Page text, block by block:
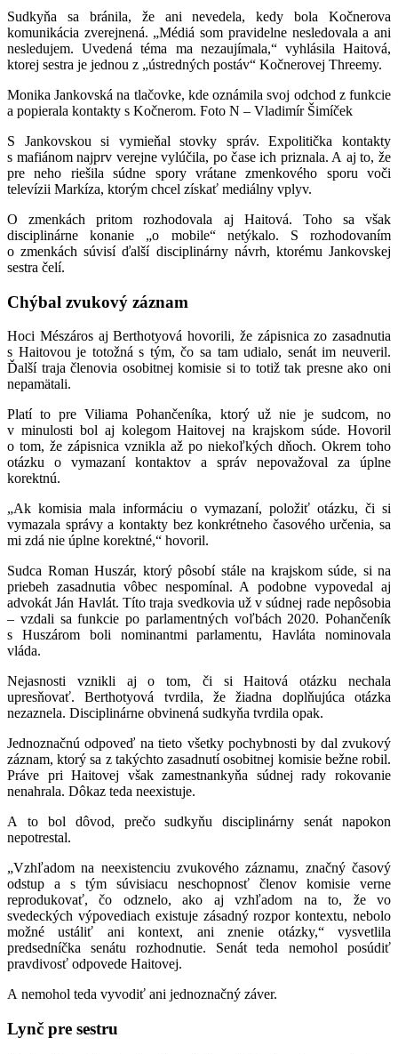
Sudkyňa sa bránila, že ani nevedela, kedy bola Kočnerova
komunikácia zverejnená. „Médiá som pravidelne nesledovala a ani
nesledujem. Uvedená téma ma nezaujímala,“ vyhlásila Haitová,
ktorej sestra je jednou z „ústredných postáv“ Kočnerovej Threemy.
Monika Jankovská na tlačovke, kde oznámila svoj odchod z funkcie
a popierala kontakty s Kočnerom. Foto N – Vladimír Šimíček
S Jankovskou si vymieňal stovky správ. Expolitička kontakty
s mafiánom najprv verejne vylúčila, po čase ich priznala. A aj to, že
pre neho riešila súdne spory vrátane zmenkového sporu voči
televízii Markíza, ktorým chcel získať mediálny vplyv.
O zmenkách pritom rozhodovala aj Haitová. Toho sa však
disciplinárne konanie „o mobile“ netýkalo. S rozhodovaním
o zmenkách súvisí ďalší disciplinárny návrh, ktorému Jankovskej
sestra čelí.
Chýbal zvukový záznam
Hoci Mészáros aj Berthotyová hovorili, že zápisnica zo zasadnutia
s Haitovou je totožná s tým, čo sa tam udialo, senát im neuveril.
Ďalší traja členovia osobitnej komisie si to totiž tak presne ako oni
nepamätali.
Platí to pre Viliama Pohančeníka, ktorý už nie je sudcom, no
v minulosti bol aj kolegom Haitovej na krajskom súde. Hovoril
o tom, že zápisnica vznikla až po niekoľkých dňoch. Okrem toho
otázku o vymazaní kontaktov a správ nepovažoval za úplne
korektnú.
„Ak komisia mala informáciu o vymazaní, položiť otázku, či si
vymazala správy a kontakty bez konkrétneho časového určenia, sa
mi zdá nie úplne korektné,“ hovoril.
Sudca Roman Huszár, ktorý pôsobí stále na krajskom súde, si na
priebeh zasadnutia vôbec nespomínal. A podobne vypovedal aj
advokát Ján Havlát. Títo traja svedkovia už v súdnej rade nepôsobia
– vzdali sa funkcie po parlamentných voľbách 2020. Pohančeník
s Huszárom boli nominantmi parlamentu, Havláta nominovala
vláda.
Nejasnosti vznikli aj o tom, či si Haitová otázku nechala
upresňovať. Berthotyová tvrdila, že žiadna doplňujúca otázka
nezaznela. Disciplinárne obvinená sudkyňa tvrdila opak.
Jednoznačnú odpoveď na tieto všetky pochybnosti by dal zvukový
záznam, ktorý sa z takýchto zasadnutí osobitnej komisie bežne robil.
Práve pri Haitovej však zamestnankyňa súdnej rady rokovanie
nenahrala. Dôkaz teda neexistuje.
A to bol dôvod, prečo sudkyňu disciplinárny senát napokon
nepotrestal.
„Vzhľadom na neexistenciu zvukového záznamu, značný časový
odstup a s tým súvisiacu neschopnosť členov komisie verne
reprodukovať, čo odznelo, ako aj vzhľadom na to, že vo
svedeckých výpovediach existuje zásadný rozpor kontextu, nebolo
možné ustáliť ani kontext, ani znenie otázky,“ vysvetlila
predsedníčka senátu rozhodnutie. Senát teda nemohol posúdiť
pravdivosť odpovede Haitovej.
A nemohol teda vyvodiť ani jednoznačný záver.
Lynč pre sestru